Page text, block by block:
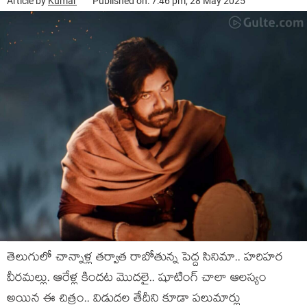
తెలుగులో చాన్నాళ్ల తర్వాత రాబోతున్న పెద్ద సినిమా.. హరిహర
వీరమల్లు. ఆరేళ్ల కిందట మొదలై.. షూటింగ్ చాలా ఆలస్యం
అయిన ఈ చిత్రం.. విడుదల తేదీని కూడా పలుమార్లు